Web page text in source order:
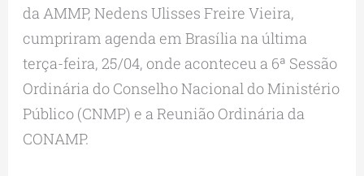
da AMMP, Nedens Ulisses Freire Vieira,
cumpriram agenda em Brasília na última
terça-feira, 25/04, onde aconteceu a 6ª Sessão
Ordinária do Conselho Nacional do Ministério
Público (CNMP) e a Reunião Ordinária da
CONAMP.